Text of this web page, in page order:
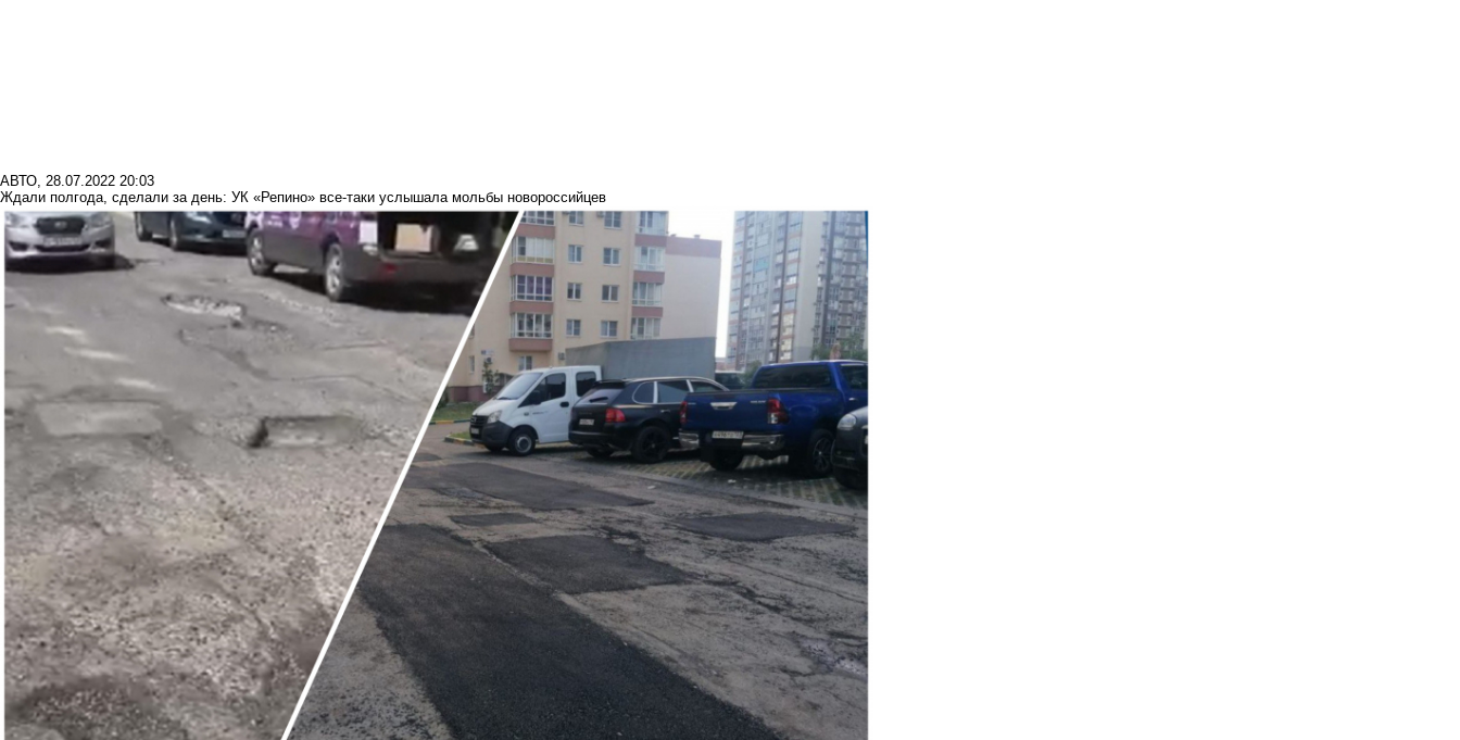
АВТО, 28.07.2022 20:03
Ждали полгода, сделали за день: УК «Репино» все-таки услышала мольбы новороссийцев